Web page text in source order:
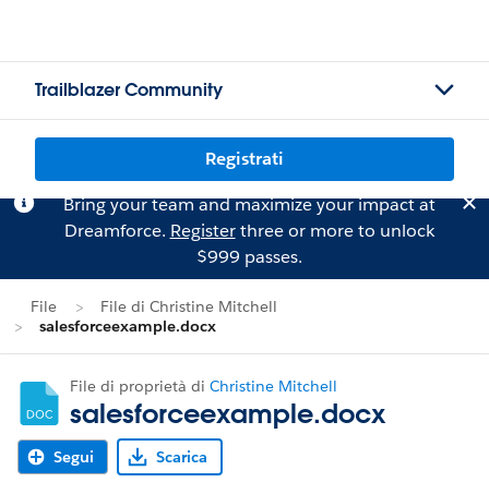
Trailblazer Community
Registrati
Bring your team and maximize your impact at
Dreamforce. Registerthree or more to unlock
$999 passes.
File
File di Christine Mitchell
salesforceexample.docx
File di proprietà di Christine Mitchell
salesforceexample.docx
Segui Scarica